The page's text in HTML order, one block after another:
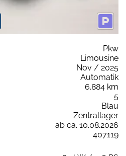
Pkw
Limousine
Nov / 2025
Automatik
6.884 km
5
Blau
Zentrallager
ab ca. 10.08.2026
407119